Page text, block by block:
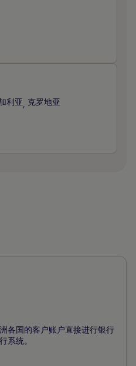
利亚, 克罗地亚
各国的客户账户直接进行银行
系统。